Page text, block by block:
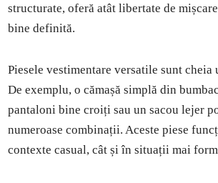
structurate, oferă atât libertate de
bine definită.
Piesele vestimentare versatile sunt
De exemplu, o cămașă simplă din
pantaloni bine croiți sau un sacou lejer
numeroase combinații. Aceste piese
contexte casual, cât și în situații mai